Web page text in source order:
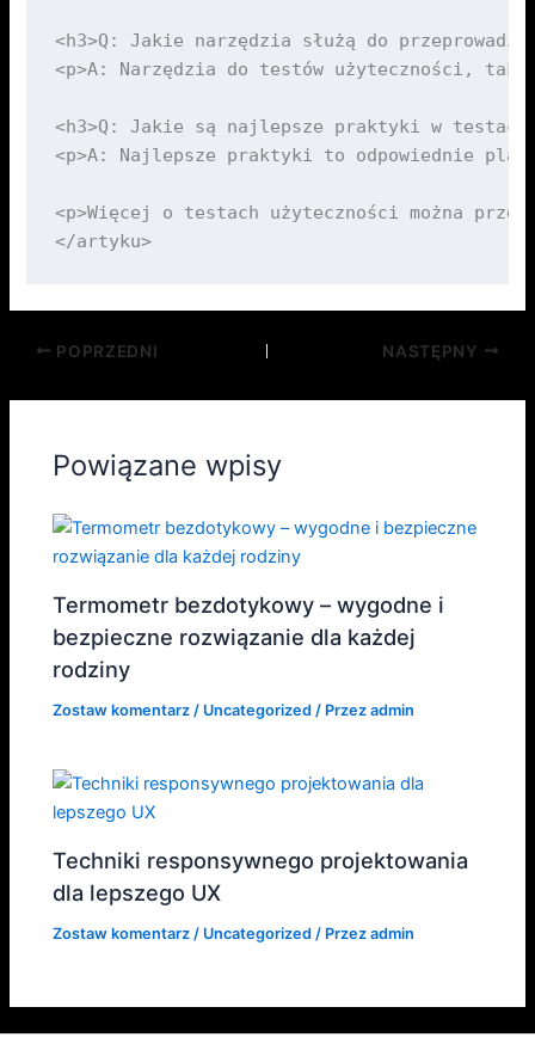
POPRZEDNI NASTĘPNY
Powiązane wpisy
Termometr bezdotykowy – wygodne i
bezpieczne rozwiązanie dla każdej
rodziny
Zostaw komentarz / Uncategorized / Przezadmin
Techniki responsywnego projektowania
dla lepszego UX
Zostaw komentarz / Uncategorized / Przezadmin